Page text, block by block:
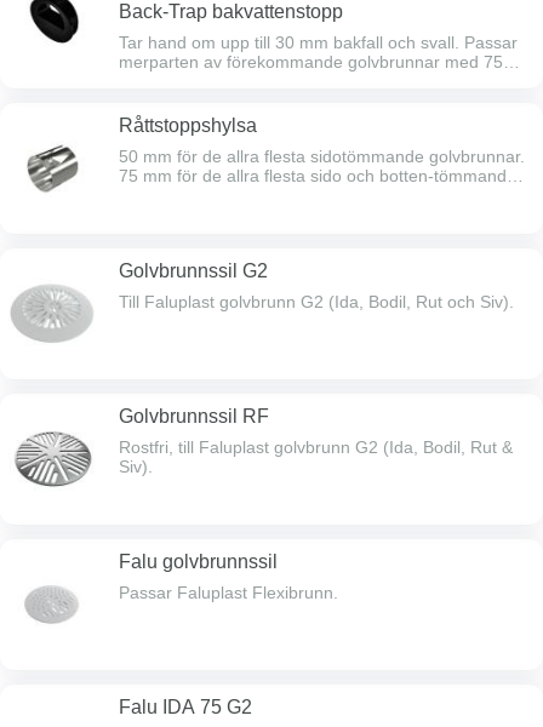
Back-Trap bakvattenstopp
Tar hand om upp till 30 mm bakfall och svall. Passar
merparten av förekommande golvbrunnar med 75
Råttstoppshylsa
50 mm för de allra flesta sidotömmande golvbrunnar.
75 mm för de allra flesta sido och botten-tömmande
Golvbrunnssil G2
Till Faluplast golvbrunn G2 (Ida, Bodil, Rut och Siv).
Golvbrunnssil RF
Rostfri, till Faluplast golvbrunn G2 (Ida, Bodil, Rut &
Siv).
Falu golvbrunnssil
Passar Faluplast Flexibrunn.
Falu IDA 75 G2